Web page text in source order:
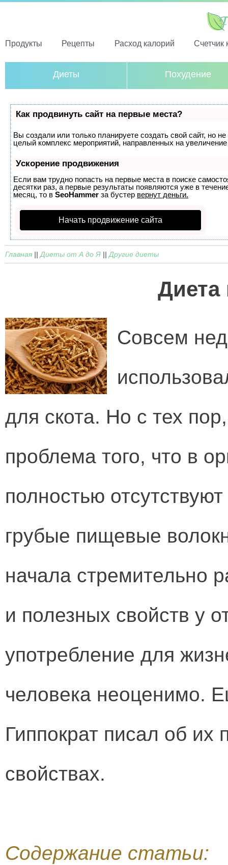
Продукты Рецепты Расход калорий Счетчик
Диеты Похудение
Как продвинуть сайт на первые места?
Вы создали или только планируете создать свой сайт, но
целый комплекс мероприятий, направленных на
Ускорение продвижения
Если вам трудно попасть на первые места в поиске
десятки раз, а первые результаты появляются уже в
месяц, то в SeoHammer за бустер вернут деньги.
Начать продвижение сайта
Главная || Диеты от А до Я || Другие диеты
Диета
Совсем
для скота. Но с тех
проблема того, что в
полностью
грубые пищевые
начала стремительно
и полезных свойств у
употребление для
человека неоценимо.
Гиппократ писал об их
свойствах.
Содержание статьи: